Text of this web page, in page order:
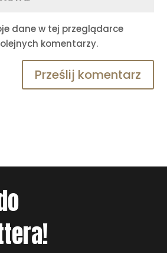
dane w tej przeglądarce
komentarzy.
Prześlij komentarz